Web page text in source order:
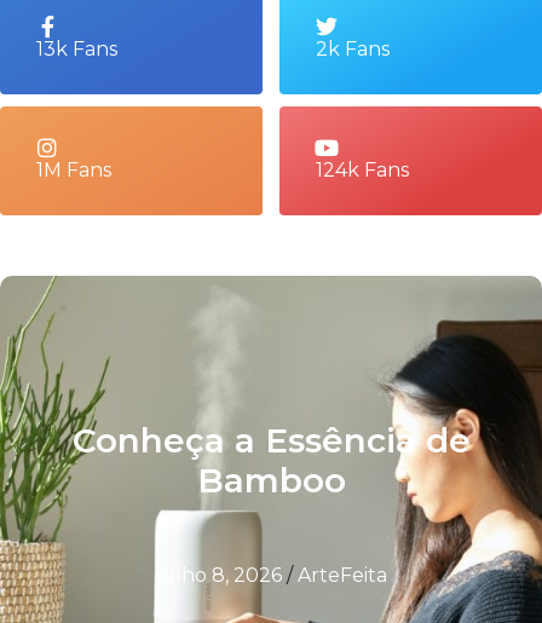
13k Fans 2k Fans
1M Fans 124k Fans
Conheça a Essência de
Bamboo
julho 8, 2026 / ArteFeita